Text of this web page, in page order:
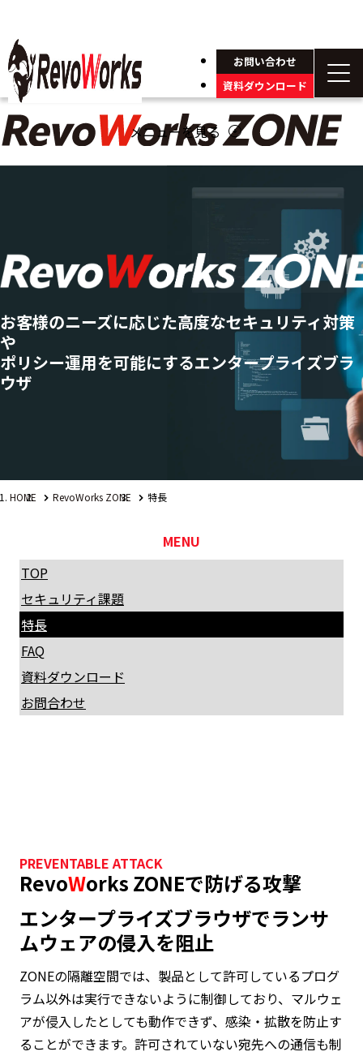
お問い合わせ
資料ダウンロード
メニューを見る arrow_circle_down
お客様のニーズに応じた高度なセキュリティ対策
や
ポリシー運用を可能にするエンタープライズブラ
ウザ
HOME RevoWorks ZONE 特長
MENU
TOP
セキュリティ課題
特長
FAQ
資料ダウンロード
お問合わせ
PREVENTABLE ATTACK
RevoWorks ZONEで防げる攻撃
エンタープライズブラウザでランサ
ムウェアの侵入を阻止
ZONEの隔離空間では、製品として許可しているプログ
ラム以外は実行できないように制御しており、マルウェ
アが侵入したとしても動作できず、感染・拡散を防止す
ることができます。許可されていない宛先への通信も制